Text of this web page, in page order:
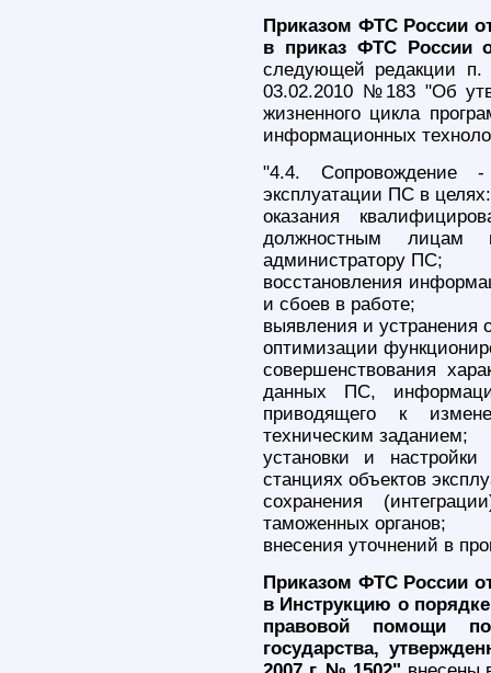
Приказом ФТС России
в приказ ФТС России
следующей редакции
03.02.2010 №183 "Об
жизненного цикла
информационных
"4.4. Сопровождение
эксплуатации ПС в целях:
оказания
должностным лицам
администратору ПС;
восстановления
и сбоев в работе;
выявления и
оптимизации
совершенствования
данных ПС,
приводящего к
техническим заданием;
установки и
станциях объектов
сохранения
таможенных органов;
внесения уточнений в
Приказом ФТС России
в Инструкцию о
правовой помощи
государства,